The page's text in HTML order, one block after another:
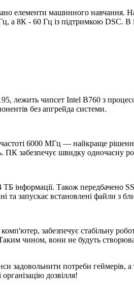
елементи машинного
а 8К - 60 Гц із підтримкою DSC.
лежить чипсет Intel B760 з
без апгрейда системи.
6000 МГц — найкраще рішення
забезпечує швидку одночасну
інформації. Також передбачено
та запускає встановлені файли з
забезпечує стабільну
чином, вони не будуть
задовольнити потреби геймерів,
дозвілля!